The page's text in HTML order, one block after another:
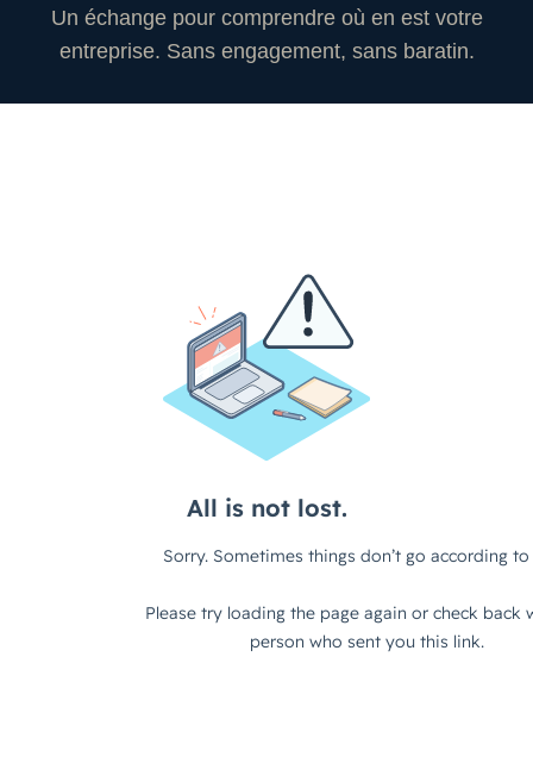
Un échange pour comprendre où en est votre
entreprise. Sans engagement, sans baratin.